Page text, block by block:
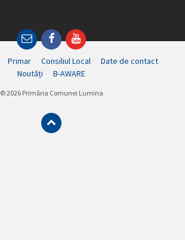
EmailFacebookYouTube
Primar Consiliul Local
Date de contact
Noutăți
B-AWARE
© 2026 Primăria Comunei Lumina